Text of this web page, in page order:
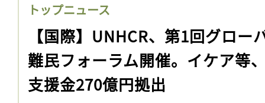
トップニュース
【国際】UNHCR、第1回グロー
難民フォーラム開催。イケア等
支援金270億円拠出